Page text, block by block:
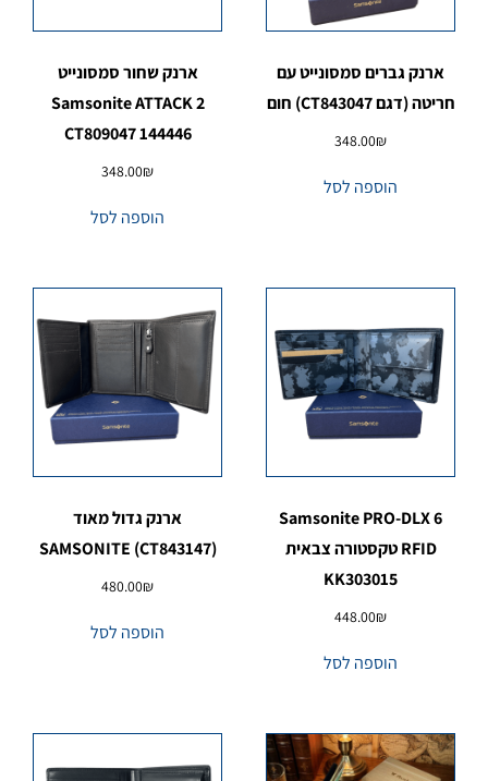
ארנק גברים סמסונייט עם
חריטה (דגם CT843047) חום
348.00₪
הוספה לסל
ארנק שחור סמסונייט
Samsonite ATTACK 2
CT809047 144446
348.00₪
הוספה לסל
Samsonite PRO-DLX 6
RFID טקסטורה צבאית
KK303015
448.00₪
הוספה לסל
ארנק גדול מאוד
SAMSONITE (CT843147)
480.00₪
הוספה לסל